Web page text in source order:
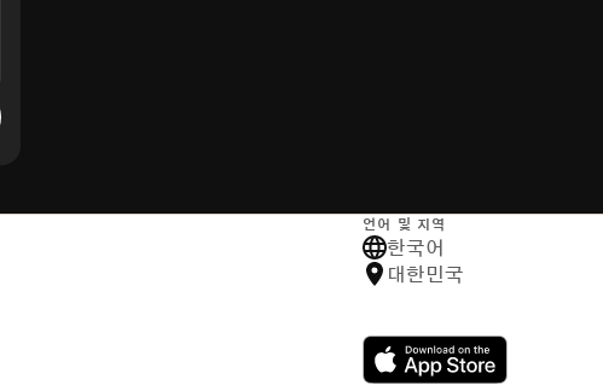
언어 및 지역
한국어
대한민국